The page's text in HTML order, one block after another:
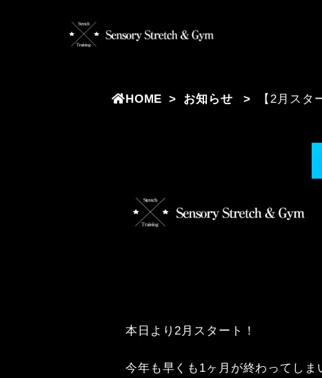
HOME お知らせ 【2月スタ
本日より2月スタート！
今年も早くも1ヶ月が終わってしま